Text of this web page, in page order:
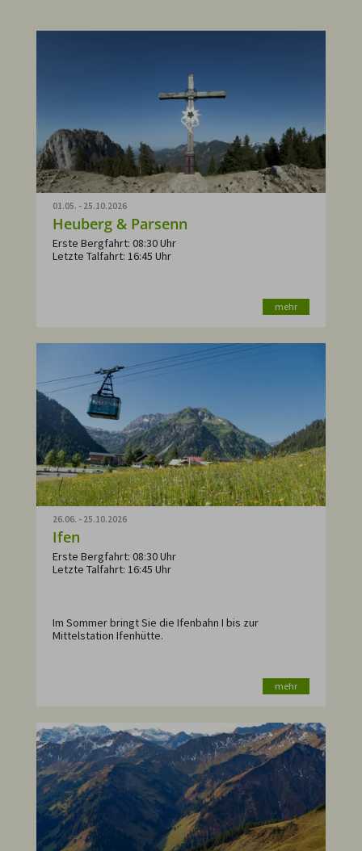
01.05. - 25.10.2026
Heuberg & Parsenn
Erste Bergfahrt: 08:30 Uhr
Letzte Talfahrt: 16:45 Uhr
mehr
26.06. - 25.10.2026
Ifen
Erste Bergfahrt: 08:30 Uhr
Letzte Talfahrt: 16:45 Uhr
Im Sommer bringt Sie die Ifenbahn I bis zur
Mittelstation Ifenhütte.
mehr